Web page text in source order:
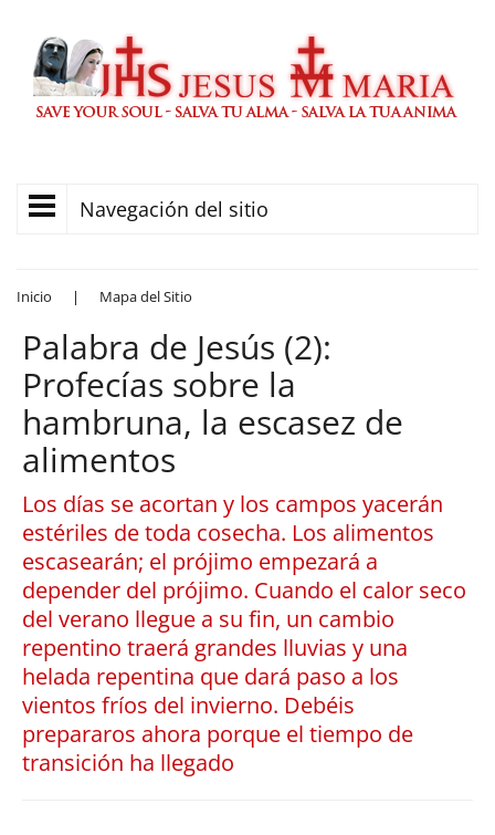
Navegación del sitio
Inicio | Mapa del Sitio
Palabra de Jesús (2):
Profecías sobre la
hambruna, la escasez de
alimentos
Los días se acortan y los campos yacerán
estériles de toda cosecha. Los alimentos
escasearán; el prójimo empezará a
depender del prójimo. Cuando el calor seco
del verano llegue a su fin, un cambio
repentino traerá grandes lluvias y una
helada repentina que dará paso a los
vientos fríos del invierno. Debéis
prepararos ahora porque el tiempo de
transición ha llegado